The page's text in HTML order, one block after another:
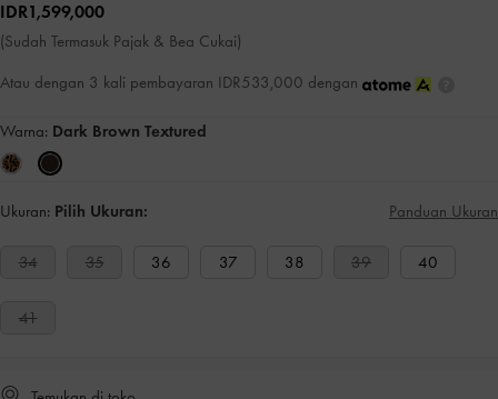
IDR1,599,000
(Sudah Termasuk Pajak & Bea Cukai)
Atau dengan 3 kali pembayaran IDR533,000 dengan
Warna: Dark Brown Textured
Ukuran: Pilih Ukuran: Panduan Ukuran
34 35 36 37 38 39 40
41